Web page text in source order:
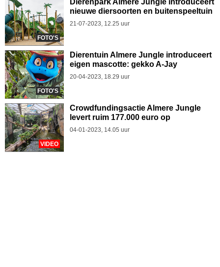
FOTO'S
nieuwe diersoorten en buitenspeeltuin
21-07-2023, 12.25 uur
FOTO'S
Dierentuin Almere Jungle introduceert
eigen mascotte: gekko A-Jay
20-04-2023, 18.29 uur
VIDEO
Crowdfundingsactie Almere Jungle
levert ruim 177.000 euro op
04-01-2023, 14.05 uur